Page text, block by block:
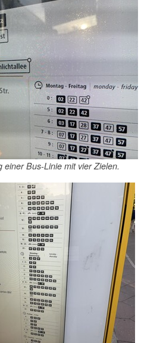
einer Bus-Linie mit vier Zielen.